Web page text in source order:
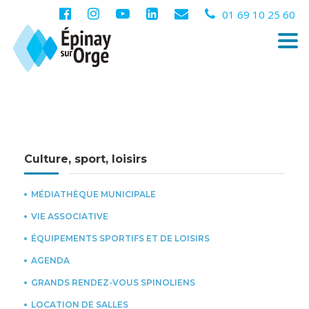
01 69 10 25 60
Culture, sport, loisirs
MÉDIATHÈQUE MUNICIPALE
VIE ASSOCIATIVE
ÉQUIPEMENTS SPORTIFS ET DE LOISIRS
AGENDA
GRANDS RENDEZ-VOUS SPINOLIENS
LOCATION DE SALLES